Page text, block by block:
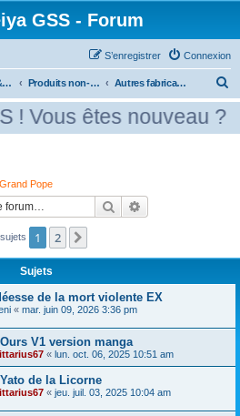
GSS - Forum
Connexion
S’enregistrer
FIGURINES & GOODIES Produits non-officiels Autres fabricants
e
e
Vous êtes nouveau ?
Pope
Rechercher
1 2
Sujets
de la mort violente EX
« mar. juin 09, 2026 3:36 pm
V1 version manga
« lun. oct. 06, 2025 10:51 am
de la Licorne
« jeu. juil. 03, 2025 10:04 am